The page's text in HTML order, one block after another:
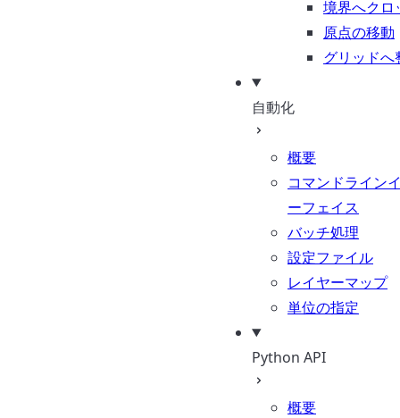
境界へクロ
原点の移動
グリッドへ
自動化
概要
コマンドライン
ーフェイス
バッチ処理
設定ファイル
レイヤーマップ
単位の指定
Python API
概要